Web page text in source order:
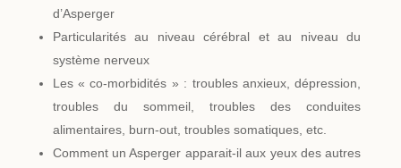
d’Asperger
Particularités au niveau cérébral et au niveau du
système nerveux
Les « co-morbidités » : troubles anxieux, dépression,
troubles du sommeil, troubles des conduites
alimentaires, burn-out, troubles somatiques, etc.
Comment un Asperger apparait-il aux yeux des autres